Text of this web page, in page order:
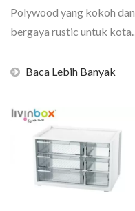
Polywood yang kokoh dan
bergaya rustic untuk kotak
Baca Lebih Banyak